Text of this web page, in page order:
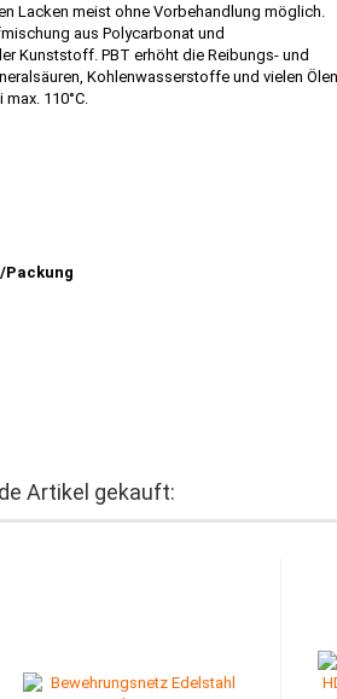
Lacken meist ohne Vorbehandlung möglich.
aus Polycarbonat und
Kunststoff. PBT erhöht die Reibungs- und
Kohlenwasserstoffe und vielen Ölen
110°C.
Packung
Artikel gekauft: